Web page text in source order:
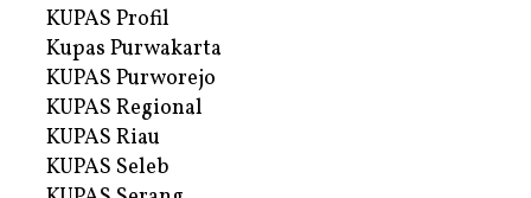
KUPAS Profil
Kupas Purwakarta
KUPAS Purworejo
KUPAS Regional
KUPAS Riau
KUPAS Seleb